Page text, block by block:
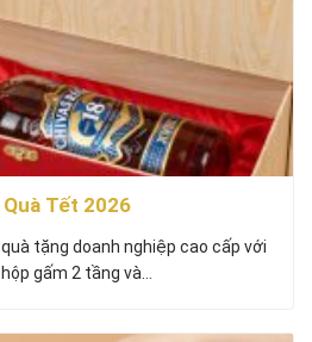
Quà Tết 2026
tặng doanh nghiệp cao cấp với
gấm 2 tầng và…